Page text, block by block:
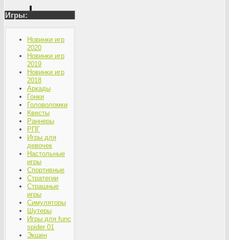
Игры:
Новинки игр
2020
Новинки игр
2019
Новинки игр
2018
Аркады
Гонки
Головоломки
Квесты
Раннеры
РПГ
Игры для
девочек
Настольные
игры
Спортивные
Стратегии
Страшные
игры
Симуляторы
Шутеры
Игры для func
spider 01
Экшен